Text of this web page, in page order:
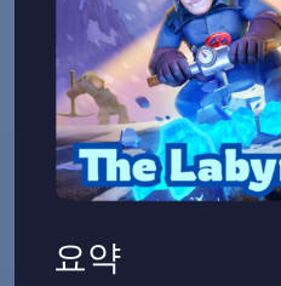
요약